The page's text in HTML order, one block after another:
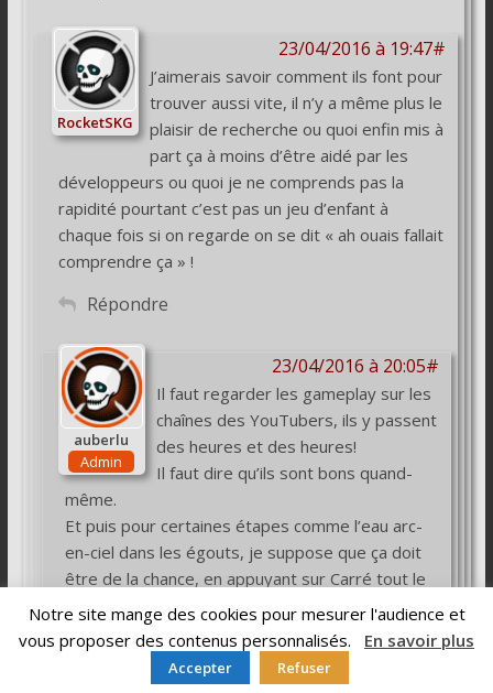
Notre site mange des cookies pour mesurer l'audience et
vous proposer des contenus personnalisés. En savoir plus
Accepter Refuser
23/04/2016 à 19:47#
RocketSKG
J’aimerais savoir comment ils font pour
trouver aussi vite, il n’y a même plus le
plaisir de recherche ou quoi enfin mis à
part ça à moins d’être aidé par les
développeurs ou quoi je ne comprends pas la
rapidité pourtant c’est pas un jeu d’enfant à
chaque fois si on regarde on se dit « ah ouais fallait
comprendre ça » !
Répondre
23/04/2016 à 20:05#
auberlu
Admin
Il faut regarder les gameplay sur les
chaînes des YouTubers, ils y passent
des heures et des heures!
Il faut dire qu’ils sont bons quand-
même.
Et puis pour certaines étapes comme l’eau arc-
en-ciel dans les égouts, je suppose que ça doit
être de la chance, en appuyant sur Carré tout le
temps pour trouver
Répondre